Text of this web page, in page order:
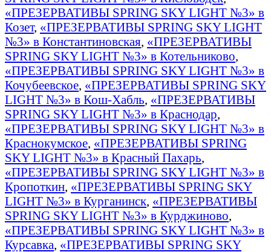
«ПРЕЗЕРВАТИВЫ SPRING SKY LIGHT №3» в
Козет, «ПРЕЗЕРВАТИВЫ SPRING SKY LIGHT
№3» в Константиновская, «ПРЕЗЕРВАТИВЫ
SPRING SKY LIGHT №3» в Котельниково,
«ПРЕЗЕРВАТИВЫ SPRING SKY LIGHT №3» в
Кочубеевское, «ПРЕЗЕРВАТИВЫ SPRING SKY
LIGHT №3» в Кош-Хабль, «ПРЕЗЕРВАТИВЫ
SPRING SKY LIGHT №3» в Краснодар,
«ПРЕЗЕРВАТИВЫ SPRING SKY LIGHT №3» в
Краснокумское, «ПРЕЗЕРВАТИВЫ SPRING
SKY LIGHT №3» в Красный Пахарь,
«ПРЕЗЕРВАТИВЫ SPRING SKY LIGHT №3» в
Кропоткин, «ПРЕЗЕРВАТИВЫ SPRING SKY
LIGHT №3» в Курганинск, «ПРЕЗЕРВАТИВЫ
SPRING SKY LIGHT №3» в Курджиново,
«ПРЕЗЕРВАТИВЫ SPRING SKY LIGHT №3» в
Курсавка, «ПРЕЗЕРВАТИВЫ SPRING SKY